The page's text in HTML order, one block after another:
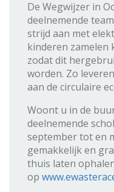
De Wegwijzer in
deelnemende
strijd aan met
kinderen zamelen
zodat dit
worden. Zo
aan de circulaire
Woont u in de
deelnemende
september tot en
gemakkelijk en
thuis laten
op